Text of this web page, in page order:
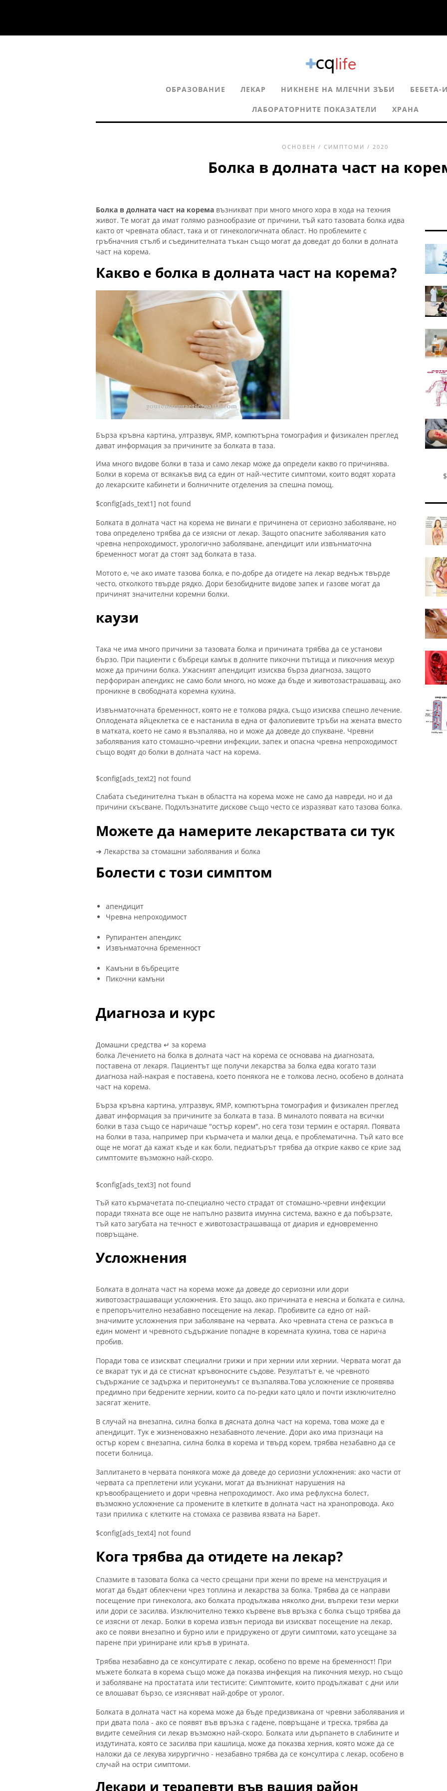
ОБРАЗОВАНИЕ ЛЕКАР НИКНЕНЕ НА МЛЕЧНИ ЗЪБИ
ЛАБОРАТОРНИТЕ ПОКАЗАТЕЛИ ХРАНА
ОСНОВЕН / СИМПТОМИ / 2020
Болка в долната част на
Болка в долната част на корема възникват при много много хора в хода на техния
живот. Те могат да имат голямо разнообразие от причини, тъй като тазовата болка идва
както от чревната област, така и от гинекологичната област. Но проблемите с
гръбначния стълб и съединителната тъкан също могат да доведат до болки в долната
част на корема.
Какво е болка в долната част на корема?
Бърза кръвна картина, ултразвук, ЯМР, компютърна томография и физикален преглед
дават информация за причините за болката в таза.
Има много видове болки в таза и само лекар може да определи какво го причинява.
Болки в корема от всякакъв вид са един от най-честите симптоми, които водят хората
до лекарските кабинети и болничните отделения за спешна помощ.
$config[ads_text1] not found
Болката в долната част на корема не винаги е причинена от сериозно заболяване, но
това определено трябва да се изясни от лекар. Защото опасните заболявания като
чревна непроходимост, урологично заболяване, апендицит или извънматочна
бременност могат да стоят зад болката в таза.
Мотото е, че ако имате тазова болка, е по-добре да отидете на лекар веднъж твърде
често, отколкото твърде рядко. Дори безобидните видове запек и газове могат да
причинят значителни коремни болки.
каузи
Така че има много причини за тазовата болка и причината трябва да се установи
бързо. При пациенти с бъбреци камък в долните пикочни пътища и пикочния мехур
може да причини болка. Ужасният апендицит изисква бърза диагноза, защото
перфориран апендикс не само боли много, но може да бъде и животозастрашаващ, ако
проникне в свободната коремна кухина.
Извънматочната бременност, която не е толкова рядка, също изисква спешно лечение.
Оплодената яйцеклетка се е настанила в една от фалопиевите тръби на жената вместо
в матката, което не само я възпалява, но и може да доведе до спукване. Чревни
заболявания като стомашно-чревни инфекции, запек и опасна чревна непроходимост
също водят до болки в долната част на корема.
$config[ads_text2] not found
Слабата съединителна тъкан в областта на корема може не само да навреди, но и да
причини скъсване. Подхлъзнатите дискове също често се изразяват като тазова болка.
Можете да намерите лекарствата си тук
➔ Лекарства за стомашни заболявания и болка
Болести с този симптом
апендицит
Чревна непроходимост
Рупирантен апендикс
Извънматочна бременност
Камъни в бъбреците
Пикочни камъни
Диагноза и курс
Домашни средства ↵ за корема
болка Лечението на болка в долната част на корема се основава на диагнозата,
поставена от лекаря. Пациентът ще получи лекарства за болка едва когато тази
диагноза най-накрая е поставена, което понякога не е толкова лесно, особено в долната
част на корема.
Бърза кръвна картина, ултразвук, ЯМР, компютърна томография и физикален преглед
дават информация за причините за болката в таза. В миналото появата на всички
болки в таза също се наричаше "остър корем", но сега този термин е остарял. Появата
на болки в таза, например при кърмачета и малки деца, е проблематична. Тъй като все
още не могат да кажат къде и как боли, педиатърът трябва да открие какво се крие зад
симптомите възможно най-скоро.
$config[ads_text3] not found
Тъй като кърмачетата по-специално често страдат от стомашно-чревни инфекции
поради тяхната все още не напълно развита имунна система, важно е да побързате,
тъй като загубата на течност е животозастрашаваща от диария и едновременно
повръщане.
Усложнения
Болката в долната част на корема може да доведе до сериозни или дори
животозастрашаващи усложнения. Ето защо, ако причината е неясна и болката е силна,
е препоръчително незабавно посещение на лекар. Пробивите са едно от най-
значимите усложнения при заболяване на червата. Ако чревната стена се разкъса в
един момент и чревното съдържание попадне в коремната кухина, това се нарича
пробив.
Поради това се изискват специални грижи и при хернии или хернии. Червата могат да
се вкарат тук и да се стиснат кръвоносните съдове. Резултатът е, че чревното
съдържание се задържа и перитонеумът се възпалява.Това усложнение се проявява
предимно при бедрените хернии, които са по-редки като цяло и почти изключително
засягат жените.
В случай на внезапна, силна болка в дясната долна част на корема, това може да е
апендицит. Тук е жизненоважно незабавното лечение. Дори ако има признаци на
остър корем с внезапна, силна болка в корема и твърд корем, трябва незабавно да се
посети болница.
Заплитането в червата понякога може да доведе до сериозни усложнения: ако части от
червата са преплетени или усукани, могат да възникнат нарушения на
кръвообращението и дори чревна непроходимост. Ако има рефлуксна болест,
възможно усложнение са промените в клетките в долната част на хранопровода. Ако
тази прилика с клетките на стомаха се развива язвата на Барет.
$config[ads_text4] not found
Кога трябва да отидете на лекар?
Спазмите в тазовата болка са често срещани при жени по време на менструация и
могат да бъдат облекчени чрез топлина и лекарства за болка. Трябва да се направи
посещение при гинеколога, ако болката продължава няколко дни, въпреки тези мерки
или дори се засилва. Изключително тежко кървене във връзка с болка също трябва да
се изясни от лекар. Болки в корема извън периода ви изискват посещение на лекар,
ако се появи внезапно и бурно или е придружено от други симптоми, като усещане за
парене при уриниране или кръв в урината.
Трябва незабавно да се консултирате с лекар, особено по време на бременност! При
мъжете болката в корема също може да показва инфекция на пикочния мехур, но също
и заболяване на простатата или тестисите: Симптомите, които продължават с дни или
се влошават бързо, се изясняват най-добре от уролог.
Болката в долната част на корема може да бъде предизвикана от чревни заболявания и
при двата пола - ако се появят във връзка с гадене, повръщане и треска, трябва да
видите семейния си лекар възможно най-скоро. Болката или дърпането в слабините и
издутината, която се засилва при кашлица, може да показва херния, която може да се
наложи да се лекува хирургично - незабавно трябва да се консултира с лекар, особено в
случай на остри симптоми.
Лекари и терапевти във вашия район